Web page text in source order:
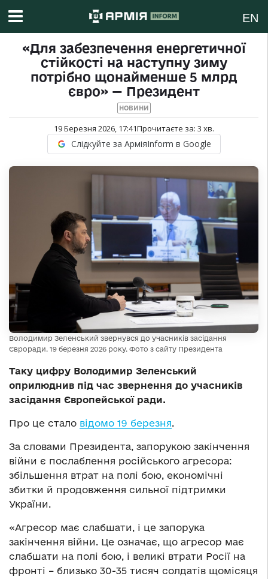
EN
«Для забезпечення енергетичної
стійкості на наступну зиму
потрібно щонайменше 5 млрд
євро» — Президент
НОВИНИ
19 Березня 2026, 17:41Прочитаєте за: 3 хв.
Слідкуйте за АрміяInform в Google
Володимир Зеленський звернувся до учасників засідання
Євроради. 19 березня 2026 року. Фото з сайту Президента
Таку цифру Володимир Зеленський
оприлюднив під час звернення до учасників
засідання Європейської ради.
Про це стало відомо 19 березня.
За словами Президента, запорукою закінчення
війни є послаблення російського агресора:
збільшення втрат на полі бою, економічні
збитки й продовження сильної підтримки
України.
«Агресор має слабшати, і це запорука
закінчення війни. Це означає, що агресор має
слабшати на полі бою, і великі втрати Росії на
фронті – близько 30-35 тисяч солдатів щомісяця